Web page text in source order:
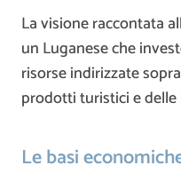
La visione raccontata
un Luganese che
risorse indirizzate
prodotti turistici e
Le basi